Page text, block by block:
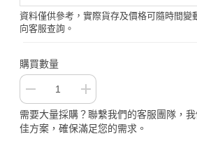
資料僅供參考，實際貨存及價格可隨時間變
向客服查詢。
購買數量
需要大量採購？聯繫我們的客服團隊，
佳方案，確保滿足您的需求。